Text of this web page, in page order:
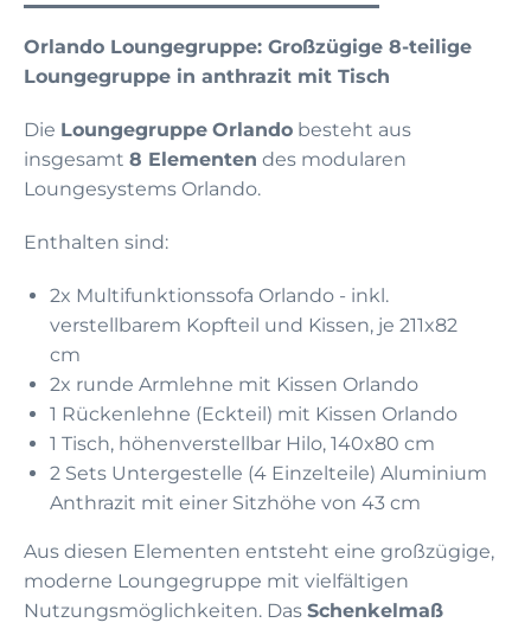
Orlando Loungegruppe: Großzügige 8-teilige
Loungegruppe in anthrazit mit Tisch
Die Loungegruppe Orlando besteht aus
insgesamt 8 Elementen des modularen
Loungesystems Orlando.
Enthalten sind:
2x Multifunktionssofa Orlando - inkl.
verstellbarem Kopfteil und Kissen, je 211x82
cm
2x runde Armlehne mit Kissen Orlando
1 Rückenlehne (Eckteil) mit Kissen Orlando
1 Tisch, höhenverstellbar Hilo, 140x80 cm
2 Sets Untergestelle (4 Einzelteile) Aluminium
Anthrazit mit einer Sitzhöhe von 43 cm
Aus diesen Elementen entsteht eine großzügige,
moderne Loungegruppe mit vielfältigen
Nutzungsmöglichkeiten. Das Schenkelmaß